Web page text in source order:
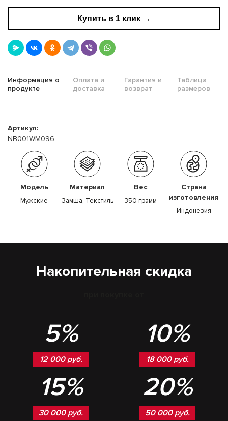
Купить в 1 клик →
Информация о
продукте
Оплата и
доставка
Гарантия и
возврат
Таблица
размеров
Артикул:
NB001WM096
Модель
Мужские
Материал
Замша, Текстиль
Вес
350 грамм
Страна
изготовления
Индонезия
Накопительная скидка
5%
12 000 руб.
10%
18 000 руб.
15%
30 000 руб.
20%
50 000 руб.